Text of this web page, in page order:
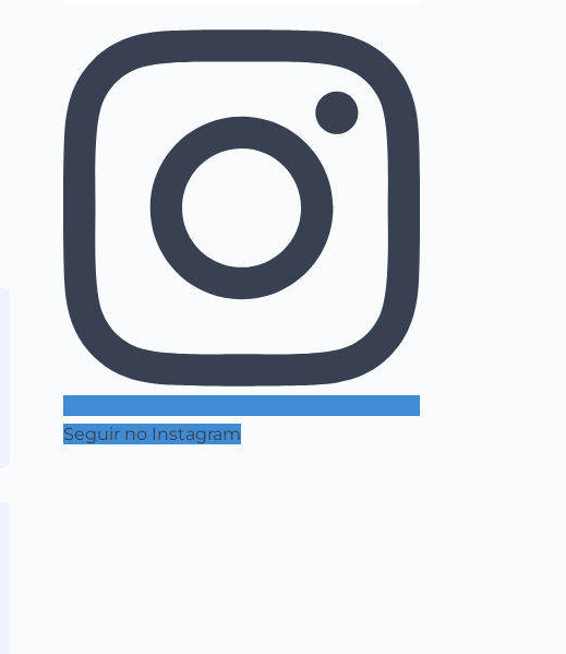
Seguir no Instagram